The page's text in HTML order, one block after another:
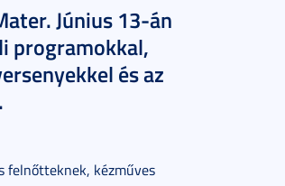
Június 13-án
programokkal,
és az
felnőtteknek, kézműves